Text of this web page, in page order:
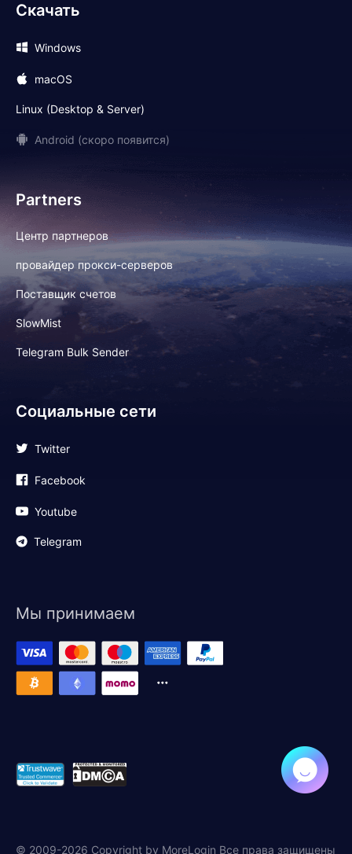
Скачать
Windows
macOS
Linux (Desktop & Server)
Android (скоро появится)
Partners
Центр партнеров
провайдер прокси-серверов
Поставщик счетов
SlowMist
Telegram Bulk Sender
Социальные сети
Twitter
Facebook
Youtube
Telegram
Мы принимаем
© 2009-2026 Copyright by MoreLogin Все права защищены